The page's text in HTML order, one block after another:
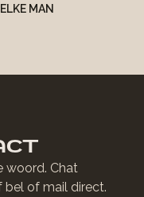
MAN
woord. Chat
bel of mail direct.